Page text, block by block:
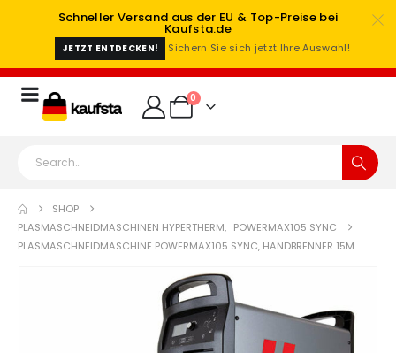
Schneller Versand aus der EU & Top-Preise bei
Kaufsta.de
JETZT ENTDECKEN! Sichern Sie sich jetzt Ihre Auswahl!
0
SHOP
PLASMASCHNEIDMASCHINEN HYPERTHERM, POWERMAX105 SYNC
PLASMASCHNEIDMASCHINE POWERMAX105 SYNC, HANDBRENNER 15M